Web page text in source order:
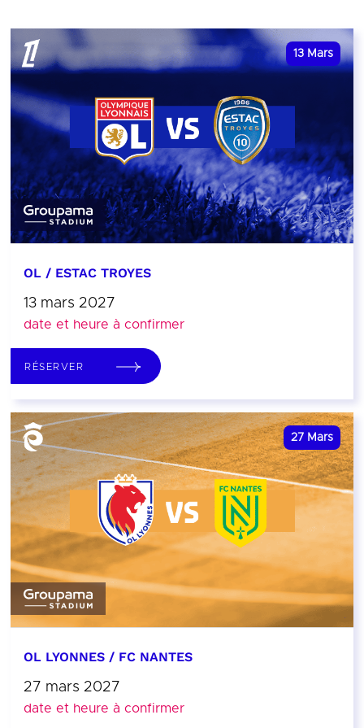
13 Mars
OL / ESTAC TROYES
13 mars 2027
date et heure à confirmer
RÉSERVER
27 Mars
OL LYONNES / FC NANTES
27 mars 2027
date et heure à confirmer